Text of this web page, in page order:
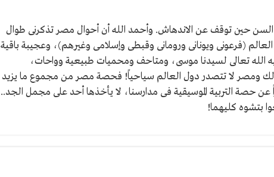
حين توقف عن الاندهاش. وأحمد الله أن أحوال مصر تذكرنى طوال
العالم (فرعونى ويونانى ورومانى وقبطى وإسلامى وغيرهم)، وعجيبة باقية
الله تعالى لسيدنا موسى، ومتاحف ومحميات طبيعية وواحات،
ومصر لا تتصدر دول العالم سياحياً! فحصة مصر من مجموع ما يزيد
عن حصة التربية الموسيقية فى مدارسنا، لا يأخذها أحد على مجمل الجد..
بتشوه كليهما!